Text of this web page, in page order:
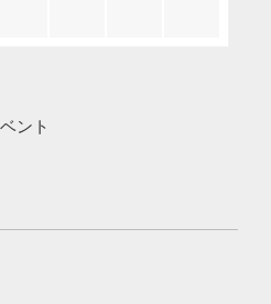
ント